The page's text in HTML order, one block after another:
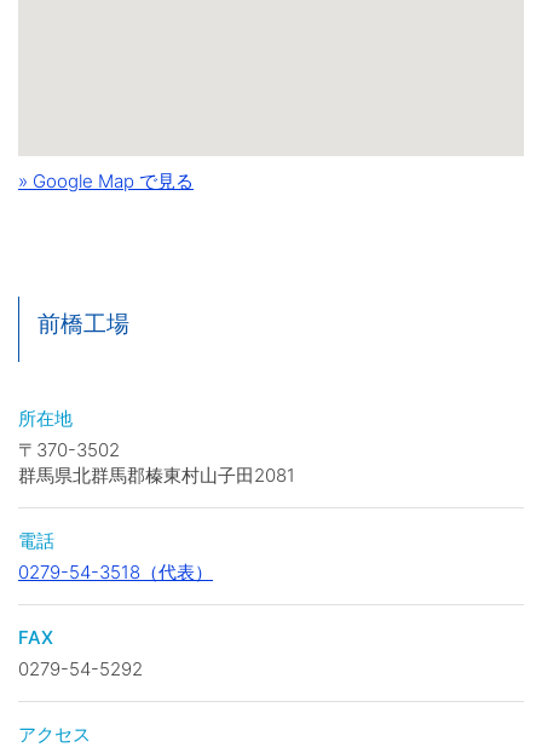
» Google Map で見る
前橋工場
所在地
〒370-3502
群馬県北群馬郡榛東村山子田2081
電話
0279-54-3518（代表）
FAX
0279-54-5292
アクセス